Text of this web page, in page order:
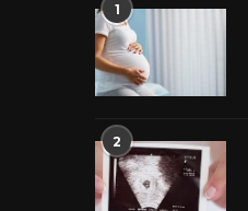
1
2